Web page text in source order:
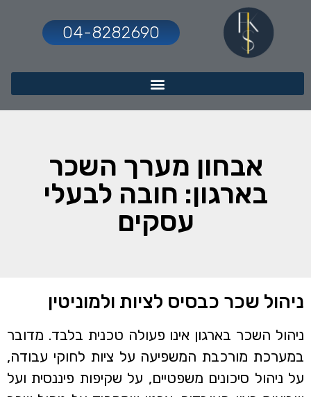
04-8282690
אבחון מערך השכר
בארגון: חובה לבעלי
עסקים
ניהול שכר כבסיס לציות ולמוניטין
ניהול השכר בארגון אינו פעולה טכנית בלבד. מדובר
במערכת מורכבת המשפיעה על ציות לחוקי עבודה,
על ניהול סיכונים משפטיים, על שקיפות פיננסית ועל